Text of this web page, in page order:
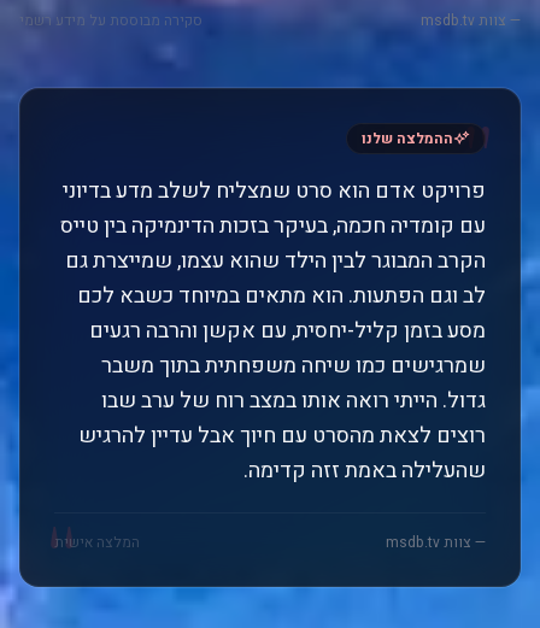
— צוות msdb.tv סקירה מבוססת על מידע רשמי
"
"
ההמלצה שלנו
פרויקט אדם הוא סרט שמצליח לשלב מדע בדיוני
עם קומדיה חכמה, בעיקר בזכות הדינמיקה בין טייס
הקרב המבוגר לבין הילד שהוא עצמו, שמייצרת גם
לב וגם הפתעות. הוא מתאים במיוחד כשבא לכם
מסע בזמן קליל-יחסית, עם אקשן והרבה רגעים
שמרגישים כמו שיחה משפחתית בתוך משבר
גדול. הייתי רואה אותו במצב רוח של ערב שבו
רוצים לצאת מהסרט עם חיוך אבל עדיין להרגיש
שהעלילה באמת זזה קדימה.
— צוות msdb.tv המלצה אישית